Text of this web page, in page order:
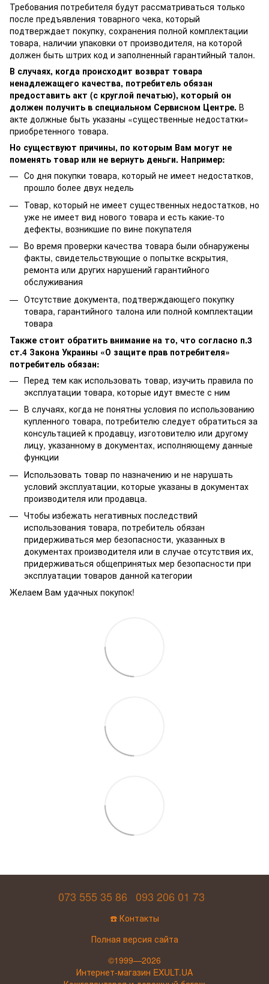
Требования потребителя будут рассматриваться только
после предъявления товарного чека, который
подтверждает покупку, сохранения полной комплектации
товара, наличии упаковки от производителя, на которой
должен быть штрих код и заполненный гарантийный талон.
В случаях, когда происходит возврат товара
ненадлежащего качества, потребитель обязан
предоставить акт (с круглой печатью), который он
должен получить в специальном Сервисном Центре. В
акте должные быть указаны «существенные недостатки»
приобретенного товара.
Но существуют причины, по которым Вам могут не
поменять товар или не вернуть деньги. Например:
Со дня покупки товара, который не имеет недостатков,
прошло более двух недель
Товар, который не имеет существенных недостатков, но
уже не имеет вид нового товара и есть какие-то
дефекты, возникшие по вине покупателя
Во время проверки качества товара были обнаружены
факты, свидетельствующие о попытке вскрытия,
ремонта или других нарушений гарантийного
обслуживания
Отсутствие документа, подтверждающего покупку
товара, гарантийного талона или полной комплектации
товара
Также стоит обратить внимание на то, что согласно п.3
ст.4 Закона Украины «О защите прав потребителя»
потребитель обязан:
Перед тем как использовать товар, изучить правила по
эксплуатации товара, которые идут вместе с ним
В случаях, когда не понятны условия по использованию
купленного товара, потребителю следует обратиться за
консультацией к продавцу, изготовителю или другому
лицу, указанному в документах, исполняющему данные
функции
Использовать товар по назначению и не нарушать
условий эксплуатации, которые указаны в документах
производителя или продавца.
Чтобы избежать негативных последствий
использования товара, потребитель обязан
придерживаться мер безопасности, указанных в
документах производителя или в случае отсутствия их,
придерживаться общепринятых мер безопасности при
эксплуатации товаров данной категории
Желаем Вам удачных покупок!
073 555 35 86 093 206 01 73
☎️ Контакты
Полная версия сайта
©1999—2026
Интернет-магазин EXULT.UA